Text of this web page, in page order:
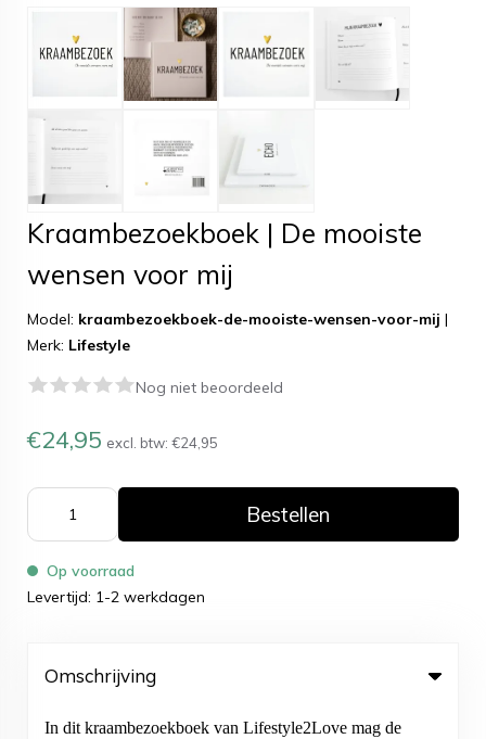
Kraambezoekboek | De mooiste
wensen voor mij
Model: kraambezoekboek-de-mooiste-wensen-voor-mij |
Merk: Lifestyle
Nog niet beoordeeld
€24,95 excl. btw: €24,95
Bestellen
Op voorraad
Levertijd: 1-2 werkdagen
Omschrijving
In dit kraambezoekboek van Lifestyle2Love mag de